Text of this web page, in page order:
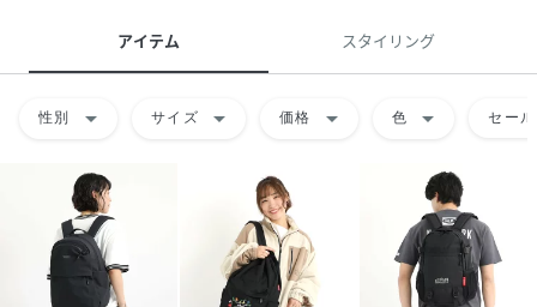
アイテム スタイリング
性別 arrow_drop_down サイズ arrow_drop_down 価格 arrow_drop_down 色 arrow_drop_down セール